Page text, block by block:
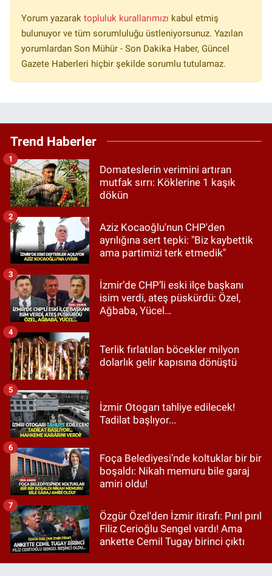
Yorum yazarak topluluk kurallarımızı kabul etmiş
bulunuyor ve tüm sorumluluğu üstleniyorsunuz. Yazılan
yorumlardan Son Mühür - Son Dakika Haber, Güncel
Gazete Haberleri hiçbir şekilde sorumlu tutulamaz.
Trend Haberler
Domateslerin verimini artıran
mutfak sırrı: Köklerine 1 kaşık
dökün
1
Aziz Kocaoğlu'nun CHP'den
ayrılığına sert tepki: "Biz kaybettik
ama partimizi terk etmedik"
2
İzmir’de CHP’li eski ilçe başkanı
isim verdi, ateş püskürdü: Özel,
Ağbaba, Yücel…
3
Terlik fırlatılan böcekler milyon
dolarlık gelir kapısına dönüştü
4
İzmir Otogarı tahliye edilecek!
Tadilat başlıyor...
5
Foça Belediyesi’nde koltuklar bir bir
boşaldı: Nikah memuru bile garaj
amiri oldu!
6
Özgür Özel'den İzmir itirafı: Pırıl pırıl
Filiz Cerioğlu Sengel vardı! Ama
ankette Cemil Tugay birinci çıktı
7